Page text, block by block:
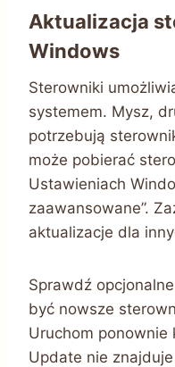
Aktualizacja
Windows
Sterowniki
systemem. Mysz,
potrzebują
może pobierać
Ustawieniach
zaawansowane”.
aktualizacje dla
Sprawdź
być nowsze
Uruchom ponownie
Update nie